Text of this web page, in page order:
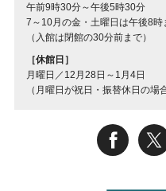
午前9時30分～午後5時30分
7～10月の金・土曜日は午後8時
（入館は閉館の30分前まで）
［休館日］
月曜日／12月28日～1月4日
（月曜日が祝日・振替休日の場